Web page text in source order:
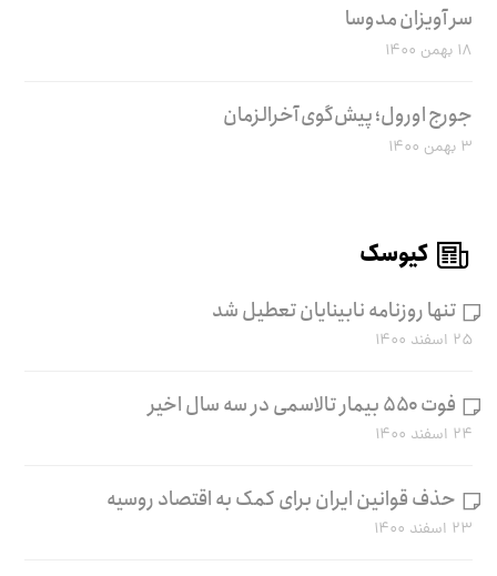
سر آویزان مدوسا
۱۸ بهمن ۱۴۰۰
جورج اورول؛ پیش‌گوی آخرالزمان
۳ بهمن ۱۴۰۰
کیوسک
تنها روزنامه نابینایان تعطیل شد
۲۵ اسفند ۱۴۰۰
فوت ۵۵۰ بیمار تالاسمی در سه سال اخیر
۲۴ اسفند ۱۴۰۰
حذف قوانین ایران برای کمک به اقتصاد روسیه
۲۳ اسفند ۱۴۰۰